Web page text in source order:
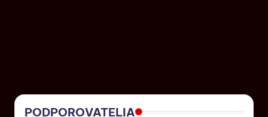
PODPOROVATELIA